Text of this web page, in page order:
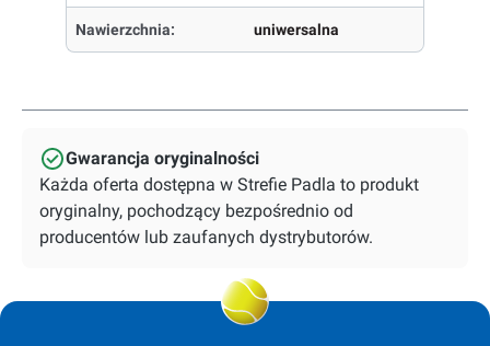
Nawierzchnia: uniwersalna
Gwarancja oryginalności
Każda oferta dostępna w Strefie Padla to produkt
oryginalny, pochodzący bezpośrednio od
producentów lub zaufanych dystrybutorów.